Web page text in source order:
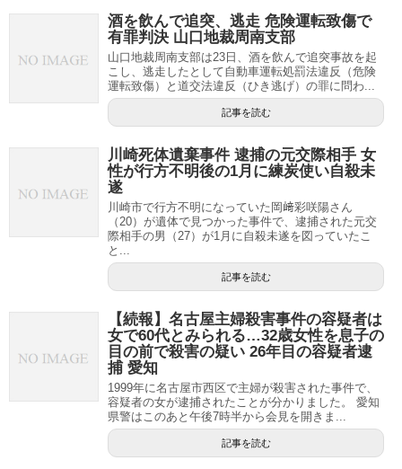
酒を飲んで追突、逃走 危険運転致傷で
有罪判決 山口地裁周南支部
山口地裁周南支部は23日、酒を飲んで追突事故を起
こし、逃走したとして自動車運転処罰法違反（危険
運転致傷）と道交法違反（ひき逃げ）の罪に問わ...
記事を読む
川崎死体遺棄事件 逮捕の元交際相手 女
性が行方不明後の1月に練炭使い自殺未
遂
川崎市で行方不明になっていた岡﨑彩咲陽さん
（20）が遺体で見つかった事件で、逮捕された元交
際相手の男（27）が1月に自殺未遂を図っていたこ
と...
記事を読む
【続報】名古屋主婦殺害事件の容疑者は
女で60代とみられる…32歳女性を息子の
目の前で殺害の疑い 26年目の容疑者逮
捕 愛知
1999年に名古屋市西区で主婦が殺害された事件で、
容疑者の女が逮捕されたことが分かりました。 愛知
県警はこのあと午後7時半から会見を開きま...
記事を読む